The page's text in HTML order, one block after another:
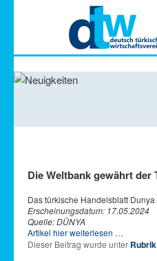
Die Weltbank gewährt
Das türkische Handelsblatt
Erscheinungsdatum: 17.05.2024
Quelle: DÜNYA
Artikel hier weiterlesen …
Dieser Beitrag wurde unter